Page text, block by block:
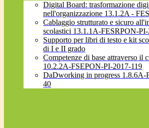
Digital Board: trasformazione
nell'organizzazione 13.1.2A -
Cablaggio strutturato e sicuro
scolastici 13.1.1A-FESRPON-
Supporto per libri di testo e kit
di I e II grado
Competenze di base attraverso il
10.2.2A-FSEPON-PI-2017-119
DaDworking in progress 1.8.6A-
40